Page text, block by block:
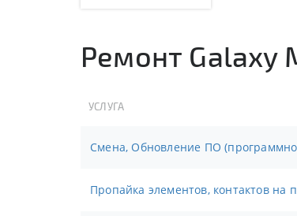
Ремонт Galaxy
УСЛУГА
Смена, Обновление ПО
Пропайка элементов, контактов на